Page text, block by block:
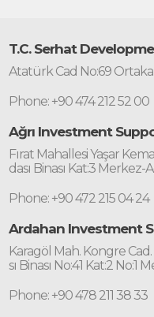
T.C. Serhat
Atatürk Cad No:69
Phone: +90 474 212 52 00
Ağrı Investment
Fırat Mahallesi Yaşar
dası Binası Kat:3 Merkez-
Phone: +90 472 215 04 24
Ardahan Investment
Karagöl Mah. Kongre
sı Binası No:41 Kat:2 No:1
Phone: +90 478 211 38 33